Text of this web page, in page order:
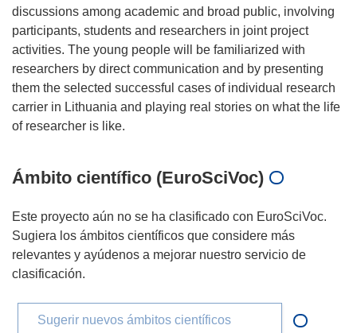
discussions among academic and broad public, involving
participants, students and researchers in joint project
activities. The young people will be familiarized with
researchers by direct communication and by presenting
them the selected successful cases of individual research
carrier in Lithuania and playing real stories on what the life
Ámbito científico (EuroSciVoc)
Este proyecto aún no se ha clasificado con EuroSciVoc.
Sugiera los ámbitos científicos que considere más
relevantes y ayúdenos a mejorar nuestro servicio de
clasificación.
Sugerir nuevos ámbitos científicos